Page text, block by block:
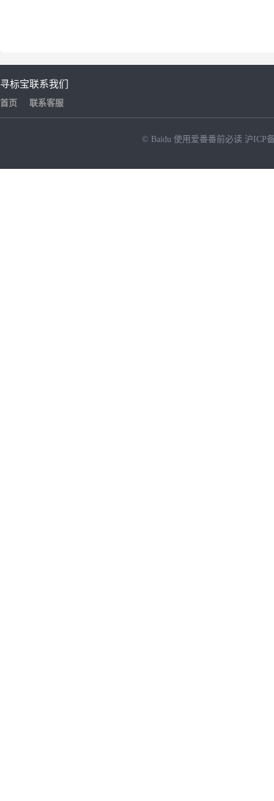
寻标宝
首页
联系我们
联系客服
© Baidu 使用爱番番前必读 沪ICP